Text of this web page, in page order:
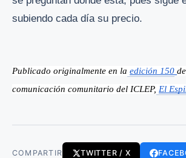
subiendo cada día su precio.
Publicado originalmente en la edición 150
comunicación comunitario del ICLEP, El
COMPARTIR TWITTER / X